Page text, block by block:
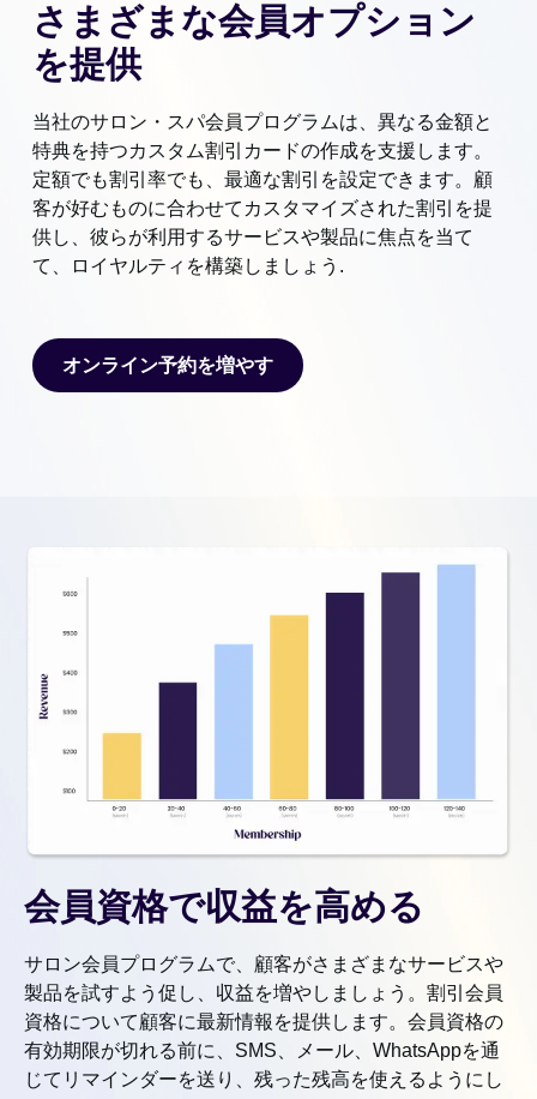
さまざまな会員オプション
を提供
当社のサロン・スパ会員プログラムは、異なる金額と
特典を持つカスタム割引カードの作成を支援します。
定額でも割引率でも、最適な割引を設定できます。顧
客が好むものに合わせてカスタマイズされた割引を提
供し、彼らが利用するサービスや製品に焦点を当て
て、ロイヤルティを構築しましょう.
オンライン予約を増やす
会員資格で収益を高める
サロン会員プログラムで、顧客がさまざまなサービスや
製品を試すよう促し、収益を増やしましょう。割引会員
資格について顧客に最新情報を提供します。会員資格の
有効期限が切れる前に、SMS、メール、WhatsAppを通
じてリマインダーを送り、残った残高を使えるようにし